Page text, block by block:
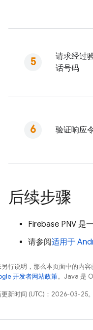
请求经过
话号码
验证响应
后续步骤
Firebase PNV 是
请参阅适用于
行说明，那么本页面中的内容
开发者网站政策。Java 是
新时间 (UTC)：2026-03-25。